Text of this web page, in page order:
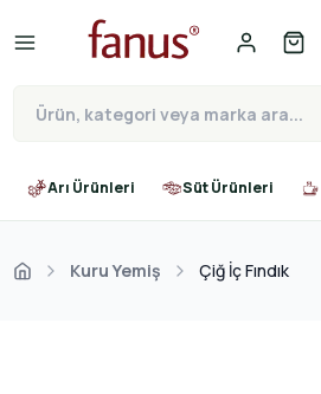
Arı Ürünleri Süt Ürünleri
Kuru Yemiş Çiğ İç Fındık